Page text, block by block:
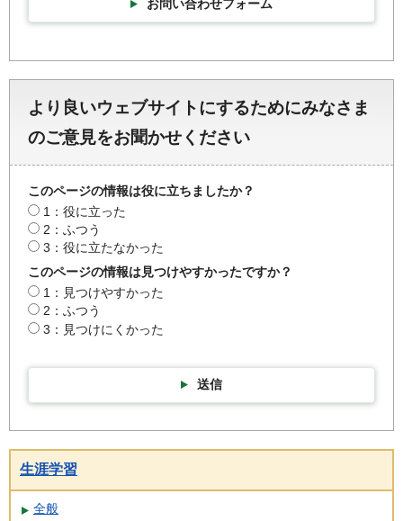
お問い合わせフォーム
より良いウェブサイトにするためにみなさま
のご意見をお聞かせください
このページの情報は役に立ちましたか？
1：役に立った
2：ふつう
3：役に立たなかった
このページの情報は見つけやすかったですか？
1：見つけやすかった
2：ふつう
3：見つけにくかった
送信
生涯学習
全般